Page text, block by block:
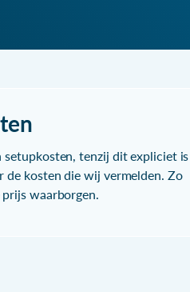
setupkosten, tenzij dit expliciet is
de kosten die wij vermelden. Zo
waarborgen.